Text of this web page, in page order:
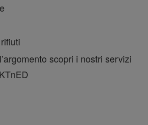
scopri i nostri servizi